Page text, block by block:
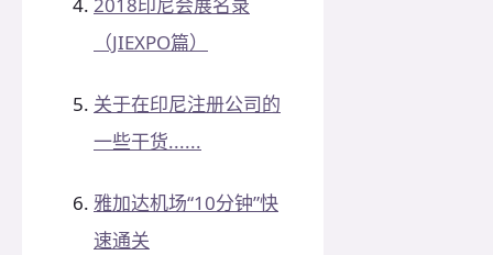
（JIEXPO篇）
关于在印尼注册公司的
一些干货......
雅加达机场“10分钟”快
速通关